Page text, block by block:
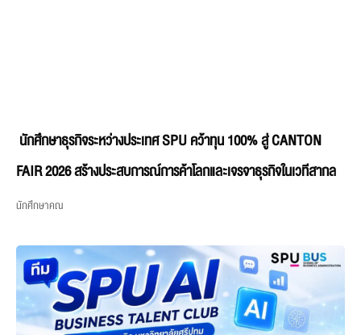
นักศึกษาธุรกิจระหว่างประเทศ SPU คว้าทุน 100% สู่ CANTON
FAIR 2026 สร้างประสบการณ์การค้าโลกและเจรจาธุรกิจในเวทีสากล
นักศึกษาคณ